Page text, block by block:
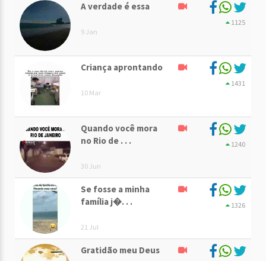
A verdade é essa
9 Jan
1125
Criança aprontando
10 Mar
1431
Quando você mora
no Rio de . . .
30 Jun
1240
Se fosse a minha
família j�. . .
21 Jul
1326
Gratidão meu Deus